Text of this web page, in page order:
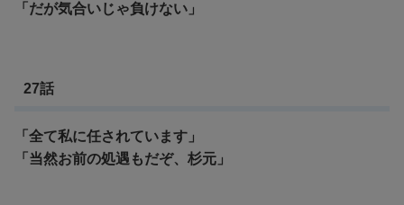
「だが気合いじゃ負けない」
27話
「全て私に任されています」
「当然お前の処遇もだぞ、杉元」